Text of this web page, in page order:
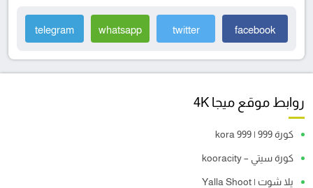
facebook
twitter
whatsapp
telegram
روابط موقع ميجا 4K
كورة 999 | kora 999
كورة سيتي – kooracity
يلا شوت | Yalla Shoot